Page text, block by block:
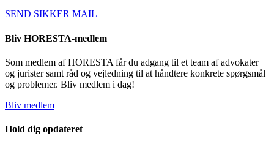
SEND SIKKER MAIL
Bliv HORESTA-medlem
Som medlem af HORESTA får du adgang til et team af advokater
og jurister samt råd og vejledning til at håndtere konkrete spørgsmål
og problemer. Bliv medlem i dag!
Bliv medlem
Hold dig opdateret